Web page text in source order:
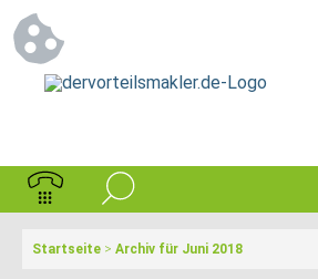
Startseite > Archiv für Juni 2018